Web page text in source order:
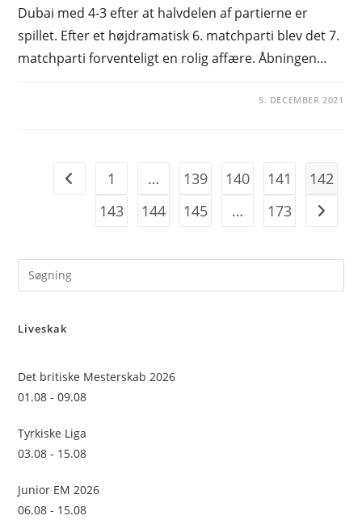
Dubai med 4-3 efter at halvdelen af partierne er
spillet. Efter et højdramatisk 6. matchparti blev det 7.
matchparti forventeligt en rolig affære. Åbningen…
5. DECEMBER 2021
Go to the previous page
1 … 139 140 141
142
143
144 145 … 173 Go to
Liveskak
Det britiske Mesterskab 2026
01.08 - 09.08
Tyrkiske Liga
03.08 - 15.08
Junior EM 2026
06.08 - 15.08